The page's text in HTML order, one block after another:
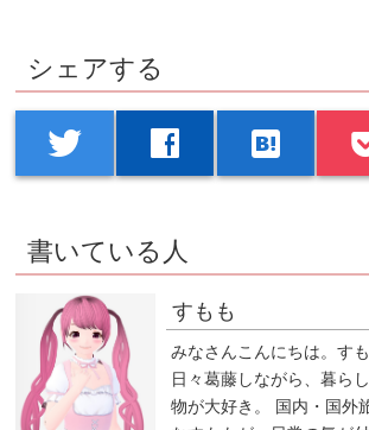
シェアする
twitter facebook hatenabookmark
書いている人
すもも
みなさんこんにちは。す
日々葛藤しながら、暮ら
物が大好き。 国内・国外